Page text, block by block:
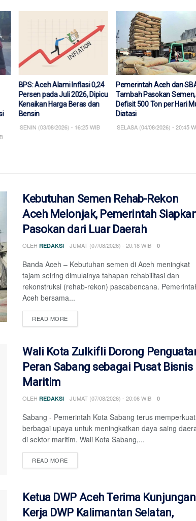
0,24
Dipicu
dan
WIB
Pemerintah Aceh dan SBA
Tambah Pasokan Semen,
Defisit 500 Ton per Hari Mulai
Diatasi
SELASA (04/08/2026) - 20:45 WIB
Pemerintah Aceh
MPLS Sekolah
Tegaskan
Mata Rantai
SENIN (03/08/2026) -
Kebutuhan Semen Rehab-Rekon
Aceh Melonjak, Pemerintah
Pasokan dari Luar Daerah
OLEH REDAKSI JUMAT (07/08/2026) - 20:18 WIB 0
Banda Aceh – Kebutuhan semen di Aceh meningkat
tajam seiring dimulainya tahapan rehabilitasi dan
rekonstruksi (rehab-rekon) pascabencana.
Aceh bersama...
READ MOREDETAILS
Wali Kota Zulkifli Dorong
Peran Sabang sebagai Pusat Bisnis
Maritim
OLEH REDAKSI JUMAT (07/08/2026) - 20:06 WIB 0
Sabang - Pemerintah Kota Sabang terus memperkuat
berbagai upaya untuk meningkatkan daya saing
di sektor maritim. Wali Kota Sabang,...
READ MOREDETAILS
Ketua DWP Aceh Terima Kunjungan
Kerja DWP Kalimantan Selatan,